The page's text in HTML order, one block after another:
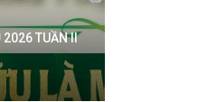
2026 TUẦN II